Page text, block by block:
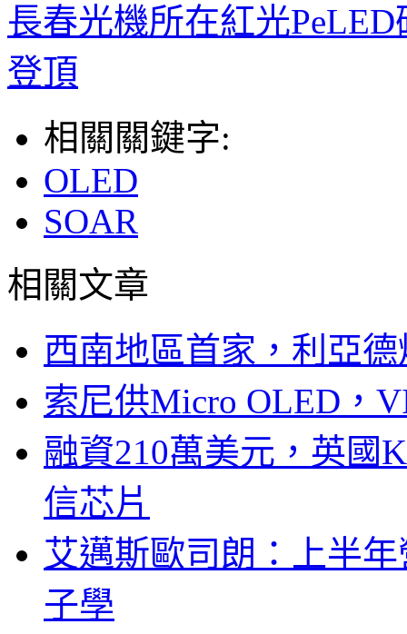
長春光機所在紅光
登頂
相關關鍵字:
OLED
SOAR
相關文章
西南地區首家，利亞
索尼供Micro OLED，
融資210萬美元，英國
信芯片
艾邁斯歐司朗：上半
子學